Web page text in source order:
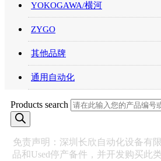
YOKOGAWA/横河
ZYGO
其他品牌
通用自动化
Products search
免责声明：深圳长欣自动化设备有
品和Used停产备件，并开发购买此